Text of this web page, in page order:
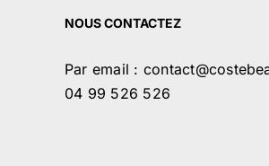
NOUS CONTACTEZ
Par email :
04 99 526 526